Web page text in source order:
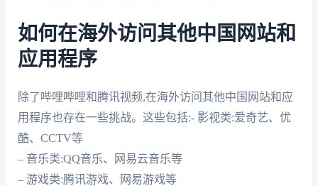
如何在海外访问其他中国网站和
应用程序
除了哔哩哔哩和腾讯视频,在海外访问其他中国网站和应
用程序也存在一些挑战。这些包括:- 影视类:爱奇艺、优
酷、CCTV等
– 音乐类:QQ音乐、网易云音乐等
– 游戏类:腾讯游戏、网易游戏等